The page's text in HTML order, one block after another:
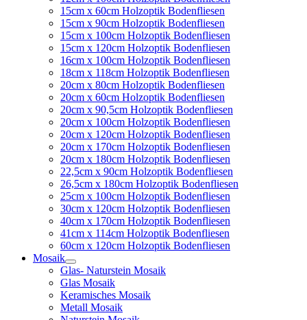
15cm x 60cm Holzoptik Bodenfliesen
15cm x 90cm Holzoptik Bodenfliesen
15cm x 100cm Holzoptik Bodenfliesen
15cm x 120cm Holzoptik Bodenfliesen
16cm x 100cm Holzoptik Bodenfliesen
18cm x 118cm Holzoptik Bodenfliesen
20cm x 80cm Holzoptik Bodenfliesen
20cm x 60cm Holzoptik Bodenfliesen
20cm x 90,5cm Holzoptik Bodenfliesen
20cm x 100cm Holzoptik Bodenfliesen
20cm x 120cm Holzoptik Bodenfliesen
20cm x 170cm Holzoptik Bodenfliesen
20cm x 180cm Holzoptik Bodenfliesen
22,5cm x 90cm Holzoptik Bodenfliesen
26,5cm x 180cm Holzoptik Bodenfliesen
25cm x 100cm Holzoptik Bodenfliesen
30cm x 120cm Holzoptik Bodenfliesen
40cm x 170cm Holzoptik Bodenfliesen
41cm x 114cm Holzoptik Bodenfliesen
60cm x 120cm Holzoptik Bodenfliesen
Mosaik
Glas- Naturstein Mosaik
Glas Mosaik
Keramisches Mosaik
Metall Mosaik